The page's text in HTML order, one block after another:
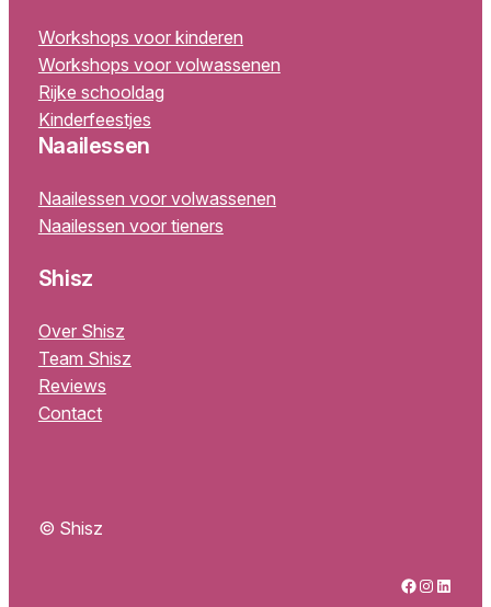
Workshops voor kinderen
Workshops voor volwassenen
Rijke schooldag
Kinderfeestjes
Naailessen
Naailessen voor volwassenen
Naailessen voor tieners
Shisz
Over Shisz
Team Shisz
Reviews
Contact
© Shisz
Facebook Instagram LinkedIn